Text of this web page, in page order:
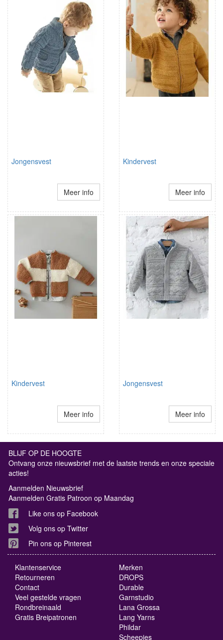
Jongensvest
Meer info
Kindervest
Meer info
Kindervest
Meer info
Jongensvest
Meer info
BLIJF OP DE HOOGTE
Ontvang onze nieuwsbrief met de laatste trends en onze speciale
acties!
Aanmelden Nieuwsbrief
Aanmelden Gratis Patroon op Maandag
Like ons op Facebook
Volg ons op Twitter
Pin ons op Pinterest
Klantenservice
Retourneren
Contact
Veel gestelde vragen
Rondbreinaald
Gratis Breipatronen
Merken
DROPS
Durable
Garnstudio
Lana Grossa
Lang Yarns
Phildar
Scheepjes